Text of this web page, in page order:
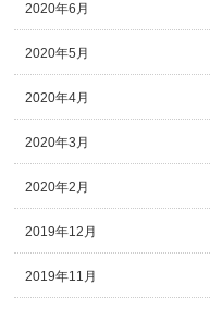
2020年6月
2020年5月
2020年4月
2020年3月
2020年2月
2019年12月
2019年11月